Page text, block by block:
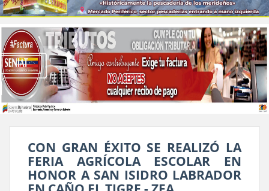
CON GRAN ÉXITO SE REALIZÓ LA
FERIA AGRÍCOLA ESCOLAR EN
HONOR A SAN ISIDRO LABRADOR